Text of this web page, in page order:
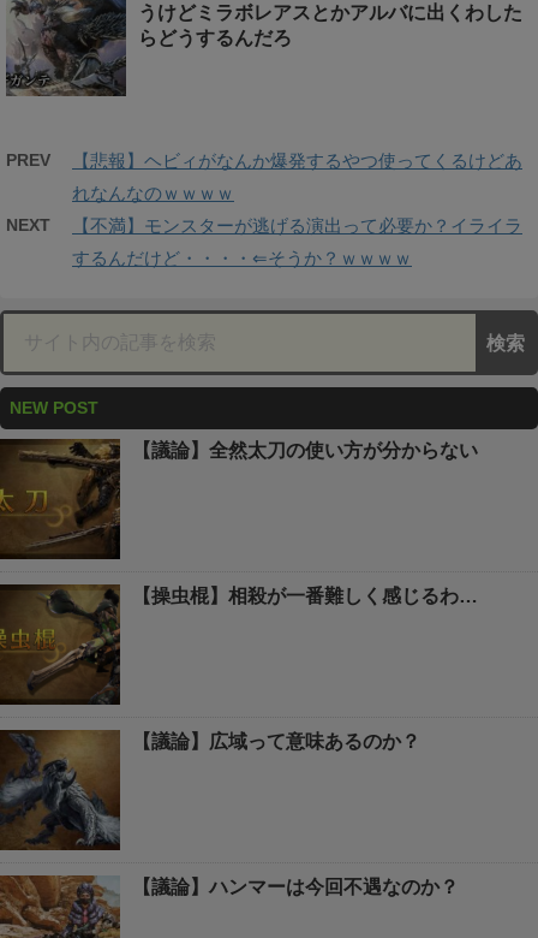
うけどミラボレアスとかアルバに出くわした
らどうするんだろ
PREV
【悲報】ヘビィがなんか爆発するやつ使ってくるけどあ
れなんなのｗｗｗｗ
NEXT
【不満】モンスターが逃げる演出って必要か？イライラ
するんだけど・・・・⇐そうか？ｗｗｗｗ
NEW POST
【議論】全然太刀の使い方が分からない
【操虫棍】相殺が一番難しく感じるわ…
【議論】広域って意味あるのか？
【議論】ハンマーは今回不遇なのか？